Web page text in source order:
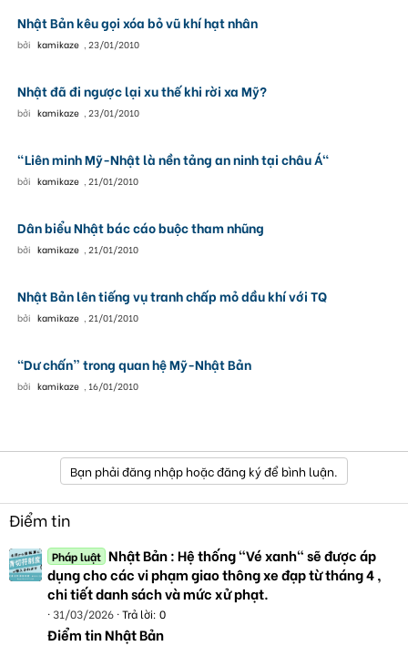
Nhật Bản kêu gọi xóa bỏ vũ khí hạt nhân
bởi kamikaze , 23/01/2010
Nhật đã đi ngược lại xu thế khi rời xa Mỹ?
bởi kamikaze , 23/01/2010
"Liên minh Mỹ-Nhật là nền tảng an ninh tại châu Á"
bởi kamikaze , 21/01/2010
Dân biểu Nhật bác cáo buộc tham nhũng
bởi kamikaze , 21/01/2010
Nhật Bản lên tiếng vụ tranh chấp mỏ dầu khí với TQ
bởi kamikaze , 21/01/2010
“Dư chấn” trong quan hệ Mỹ-Nhật Bản
bởi kamikaze , 16/01/2010
Bạn phải đăng nhập hoặc đăng ký để bình luận.
Điểm tin
Pháp luật Nhật Bản : Hệ thống "Vé xanh" sẽ được áp
dụng cho các vi phạm giao thông xe đạp từ tháng 4 ,
chi tiết danh sách và mức xử phạt.
31/03/2026 Trả lời: 0
Điểm tin Nhật Bản